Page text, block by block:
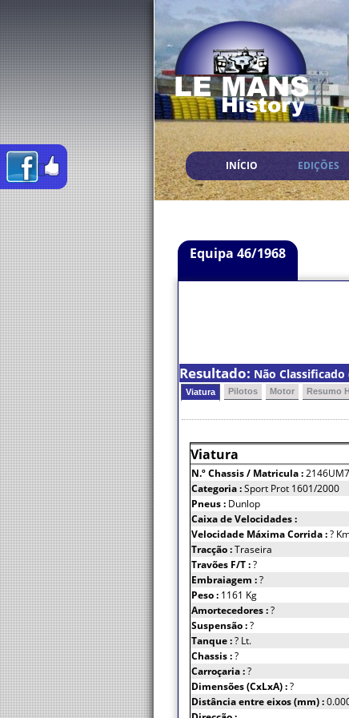
INÍCIO EDIÇÕES
Equipa 46/1968
Resultado: Não
Viatura Pilotos Motor Resumo
Viatura
N.º Chassis/ Matricula :
Categoria :Sport Prot 1601/2000
Pneus : Dunlop
Caixa de Velocidades :
Velocidade Máxima Corrida :?
Tracção :Traseira
Travões F/T :?
Embraiagem :?
Peso : 1161 Kg
Amortecedores :?
Suspensão :?
Tanque :? Lt.
Chassis :?
Carroçaria :?
Dimensões (CxLxA) :?
Distância entre eixos (mm) :